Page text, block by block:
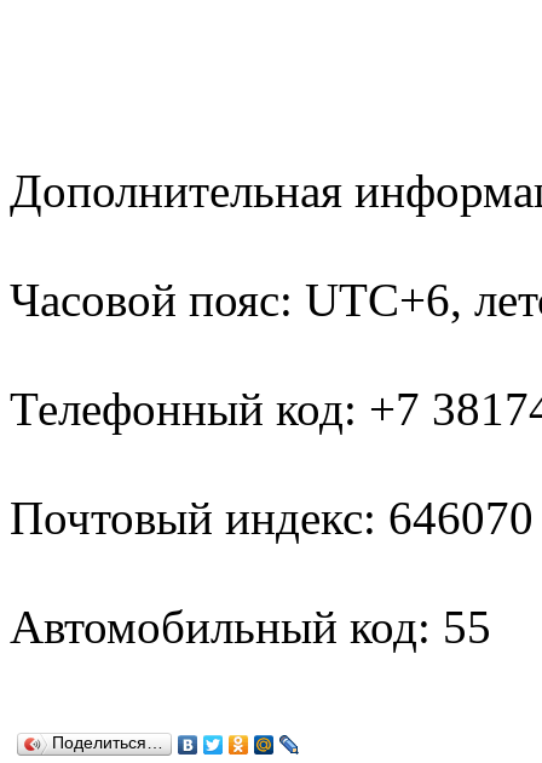
Дополнительная
Часовой пояс: UTC+6,
Телефонный код: +7
Почтовый индекс: 646070
Автомобильный код: 55
Поделиться…